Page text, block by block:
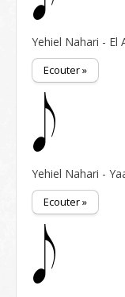
Yehiel Nahari - El
Ecouter »
Yehiel Nahari -
Ecouter »